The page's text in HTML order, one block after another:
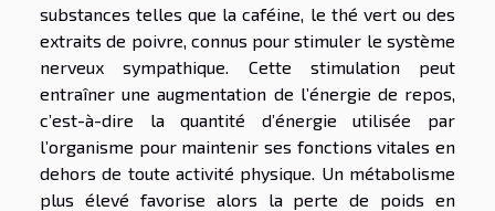
substances telles que la caféine, le thé vert ou des
extraits de poivre, connus pour stimuler le système
nerveux sympathique. Cette stimulation peut
entraîner une augmentation de l’énergie de repos,
c’est-à-dire la quantité d’énergie utilisée par
l’organisme pour maintenir ses fonctions vitales en
dehors de toute activité physique. Un métabolisme
plus élevé favorise alors la perte de poids en